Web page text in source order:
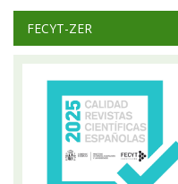
FECYT-ZER